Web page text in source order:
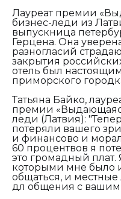
Лауреат премии
бизнес-леди из
выпускница
Герцена. Она
разногласий
закрытия
отель был
приморского
Татьяна Байко,
премии
леди (Латвия):
потеряли вашего
и финансово и
60 процентвов я
это громадный
которыми мне было
общаться, и
дл общения с вашим